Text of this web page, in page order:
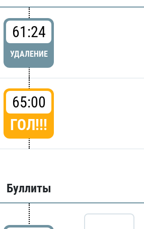
61:24
УДАЛЕНИЕ
65:00
ГОЛ!!!
Буллиты